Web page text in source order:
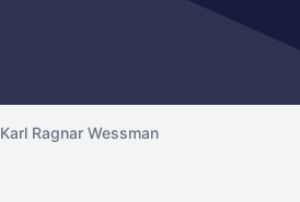
Karl Ragnar Wessman